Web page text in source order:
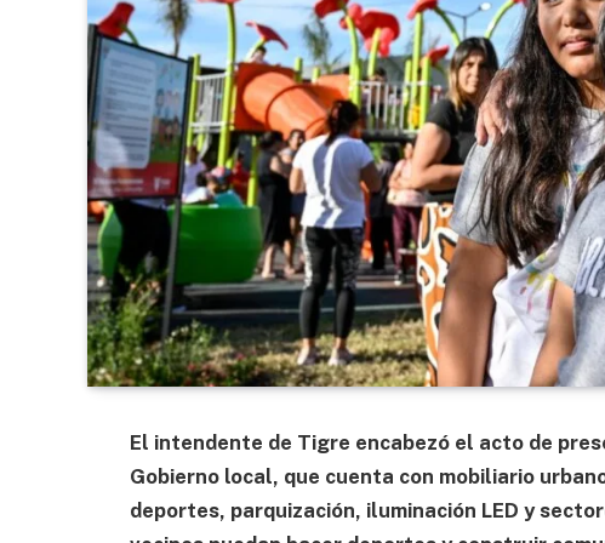
El intendente de Tigre encabezó el acto de
Gobierno local, que cuenta con mobiliario
deportes, parquización, iluminación LED y